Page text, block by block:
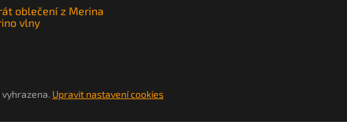
oblečení z Merina
vlny
vyhrazena. Upravit nastavení cookies